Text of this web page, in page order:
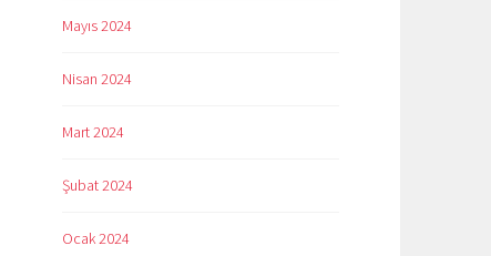
Mayıs 2024
Nisan 2024
Mart 2024
Şubat 2024
Ocak 2024